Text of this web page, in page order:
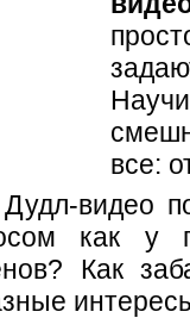
все:
видео
как у
Как